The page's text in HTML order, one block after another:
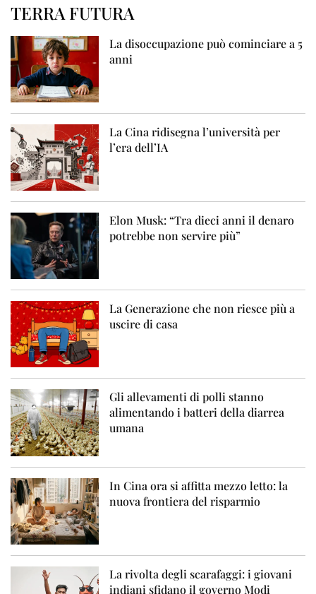
TERRA FUTURA
La disoccupazione può cominciare a 5
anni
La Cina ridisegna l’università per
l’era dell’IA
Elon Musk: “Tra dieci anni il denaro
potrebbe non servire più”
La Generazione che non riesce più a
uscire di casa
Gli allevamenti di polli stanno
alimentando i batteri della diarrea
umana
In Cina ora si affitta mezzo letto: la
nuova frontiera del risparmio
La rivolta degli scarafaggi: i giovani
indiani sfidano il governo Modi